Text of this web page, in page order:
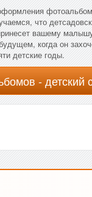
что
вашему
когда он
детские годы.
- детский